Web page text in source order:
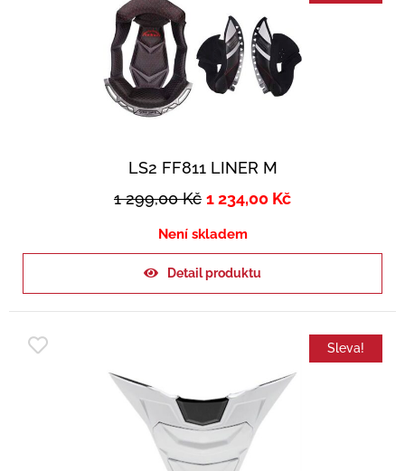
LS2 FF811 LINER M
1 299,00Kč 1 234,00 Kč
Není skladem
Detail produktu
Sleva!